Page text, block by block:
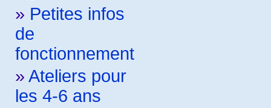
» Petites infos
de
fonctionnement
» Ateliers pour
les 4-6 ans